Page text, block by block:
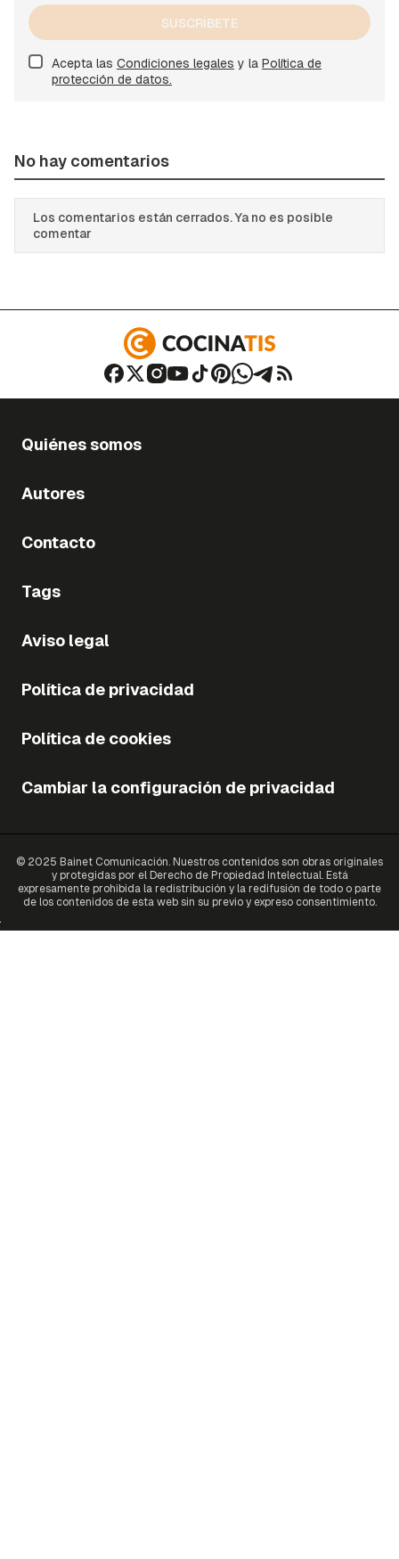
SUSCRÍBETE
Acepta las Condiciones legales y la Política de
protección de datos.
No hay comentarios
Los comentarios están cerrados. Ya no es posible
comentar
Quiénes somos
Autores
Contacto
Tags
Aviso legal
Política de privacidad
Política de cookies
Cambiar la configuración de privacidad
© 2025 Bainet Comunicación. Nuestros contenidos son obras originales
y protegidas por el Derecho de Propiedad Intelectual. Está
expresamente prohibida la redistribución y la redifusión de todo o parte
de los contenidos de esta web sin su previo y expreso consentimiento.